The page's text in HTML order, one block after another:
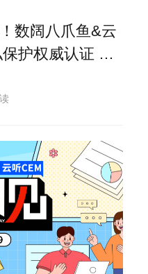
数阔八爪鱼&云
护权威认证 获